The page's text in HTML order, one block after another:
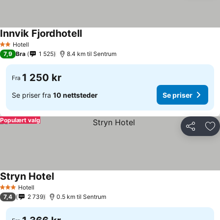
2 Stjerner
Hotell
Innvik FjordhotellSe priser
7,9 Bra 1 525 8.4 km til Sentrum
Fra 1 250 kr
Se priser fra 10 nettsteder Se priser
Del
Populært valg
3 StjernerHotell
Stryn HotelSe priser
7,4 2 739 0.5 km til Sentrum